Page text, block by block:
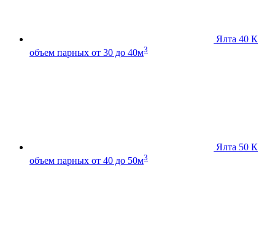
Ялта 40 К
объем парных от 30 до 40м3
Ялта 50 К
объем парных от 40 до 50м3